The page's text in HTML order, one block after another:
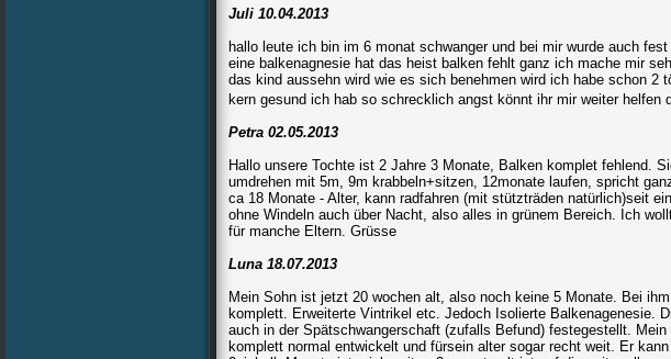
Juli 10.04.2013
hallo leute ich bin im 6 monat schwanger und bei mir wurde auch
eine balkenagnesie hat das heist balken fehlt ganz ich mache mir
das kind aussehn wird wie es sich benehmen wird ich habe schon 2
kern gesund ich hab so schrecklich angst könnt ihr mir weiter helfen
Petra 02.05.2013
Hallo unsere Tochte ist 2 Jahre 3 Monate, Balken komplet fehlend.
umdrehen mit 5m, 9m krabbeln+sitzen, 12monate laufen, spricht
ca 18 Monate - Alter, kann radfahren (mit stützträden natürlich)seit
ohne Windeln auch über Nacht, also alles in grünem Bereich. Ich
für manche Eltern. Grüsse
Luna 18.07.2013
Mein Sohn ist jetzt 20 wochen alt, also noch keine 5 Monate. Bei
komplett. Erweiterte Vintrikel etc. Jedoch Isolierte Balkenagenesie.
auch in der Spätschwangerschaft (zufalls Befund) festegestellt.
komplett normal entwickelt und fürsein alter sogar recht weit. Er